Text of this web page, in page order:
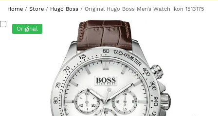
Home / Store / Hugo Boss / Original Hugo Boss Men’s Watch Ikon 1513175
Original